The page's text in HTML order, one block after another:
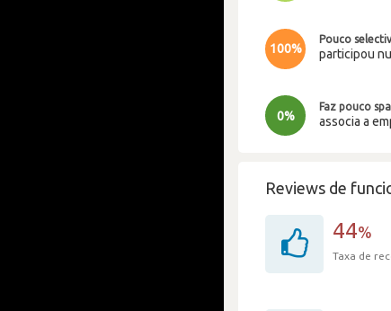
100%
Pouco
participou
0%
Faz pouco
associa a
Reviews de
44%
Taxa de